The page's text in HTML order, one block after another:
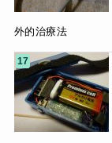
外的治療法